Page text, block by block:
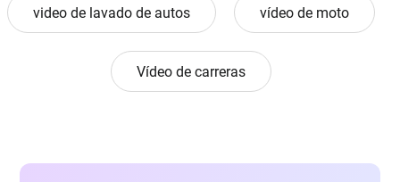
video de lavado de autos vídeo de moto
Vídeo de carreras